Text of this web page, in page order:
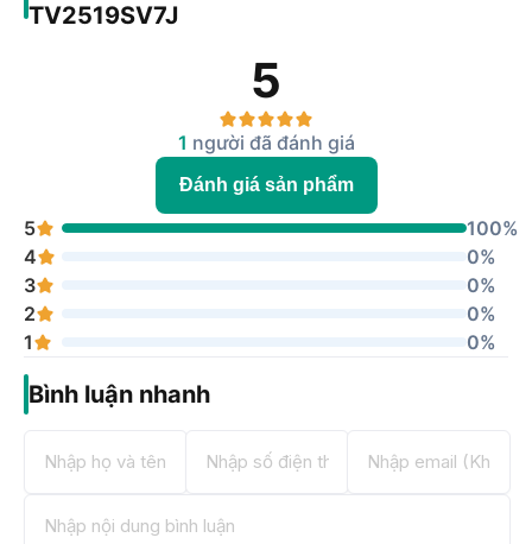
TV2519SV7J
5
1 người đã đánh giá
Đánh giá sản phẩm
5
100%
4
0%
3
0%
2
0%
1
0%
Bình luận nhanh